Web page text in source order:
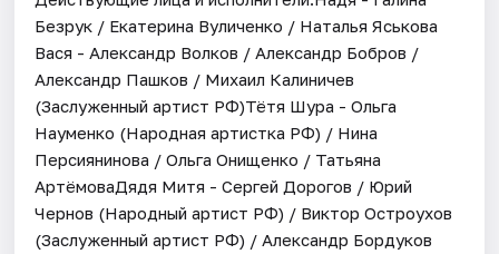
Безрук / Екатерина Вуличенко / Наталья Яськова
Вася - Александр Волков / Александр Бобров /
Александр Пашков / Михаил Калиничев
(Заслуженный артист РФ)Тётя Шура - Ольга
Науменко (Народная артистка РФ) / Нина
Персиянинова / Ольга Онищенко / Татьяна
АртёмоваДядя Митя - Сергей Дорогов / Юрий
Чернов (Народный артист РФ) / Виктор Остроухов
(Заслуженный артист РФ) / Александр Бордуков